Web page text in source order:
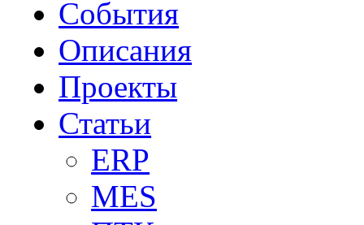
События
Описания
Проекты
Статьи
ERP
MES